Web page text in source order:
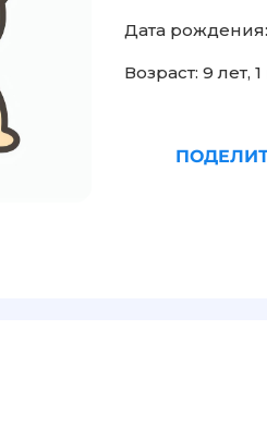
Дата рождения:
Возраст: 9 лет,